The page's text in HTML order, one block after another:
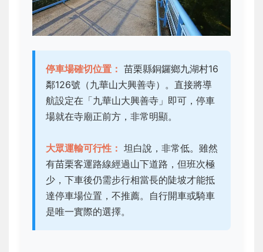
停車場確切位置： 苗栗縣銅鑼鄉九湖村16
鄰126號（九華山大興善寺）。直接將導
航設定在「九華山大興善寺」即可，停車
場就在寺廟正前方，非常明顯。
大眾運輸可行性： 坦白說，非常低。雖然
有苗栗客運路線經過山下道路，但班次極
少，下車後仍需步行相當長的陡坡才能抵
達停車場位置，不推薦。自行開車或騎車
是唯一實際的選擇。